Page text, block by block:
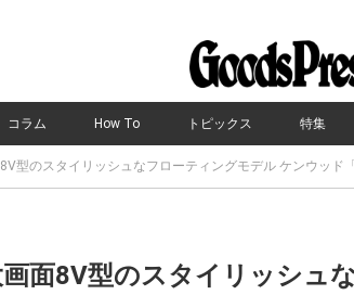
コラム How To トピックス 特集
型のスタイリッシュなフローティングモデル ケンウッド「
面8V型のスタイリッシュ